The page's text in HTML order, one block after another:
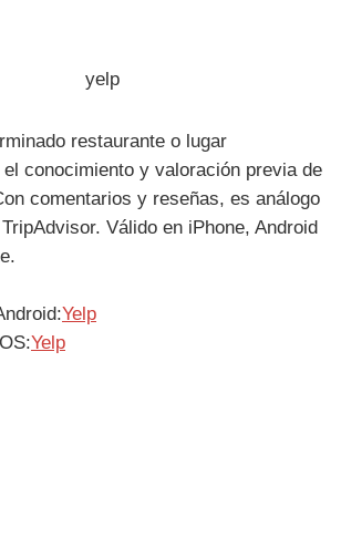
restaurante o lugar
conocimiento y valoración previa de
comentarios y reseñas, es análogo
Válido en iPhone, Android
Yelp
Yelp